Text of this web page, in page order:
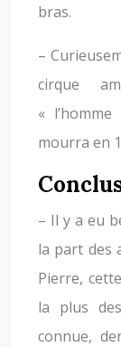
bras.
–
cirque
«
mourra en
– Il y a eu
la part des
Pierre,
la plus
connue,